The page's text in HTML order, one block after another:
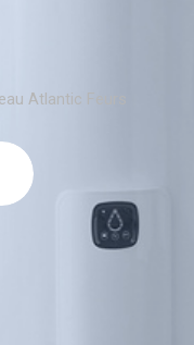
Atlantic Feurs